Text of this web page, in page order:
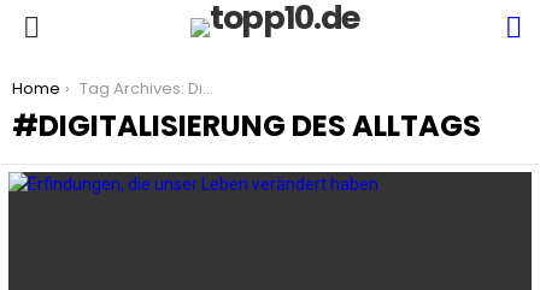
You are here:
Home Tag Archives: Digitalisierung des Alltags
DIGITALISIERUNG DES ALLTAGS